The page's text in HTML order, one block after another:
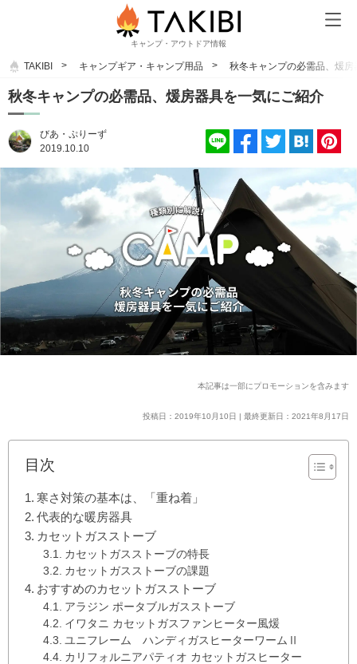
キャンプ・アウトドア情報
TAKIBI キャンプギア・キャンプ用品 秋冬キャンプの必需品、煖
秋冬キャンプの必需品、煖房器具を一気にご紹介
びあ・ぷりーず
2019.10.10
本記事は一部にプロモーションを含みます
投稿日：2019年10月10日 | 最終更新日：2021年8月17日
目次
寒さ対策の基本は、「重ね着」
代表的な暖房器具
カセットガスストーブ
カセットガスストーブの特長
カセットガスストーブの課題
おすすめのカセットガスストーブ
アラジン ポータブルガスストーブ
イワタニ カセットガスファンヒーター風煖
ユニフレーム ハンディガスヒーターワームⅡ
カリフォルニアパティオ カセットガスヒーター